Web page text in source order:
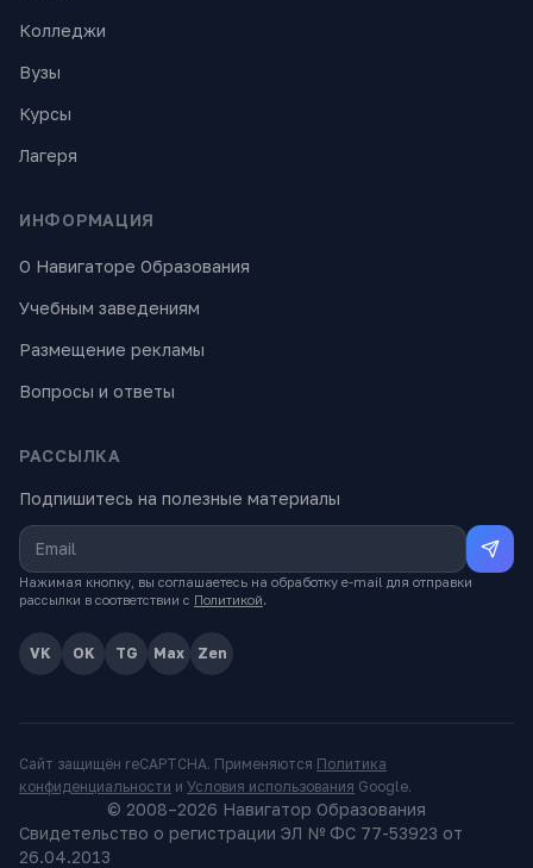
Колледжи
Вузы
Курсы
Лагеря
ИНФОРМАЦИЯ
О Навигаторе Образования
Учебным заведениям
Размещение рекламы
Вопросы и ответы
РАССЫЛКА
Подпишитесь на полезные материалы
Нажимая кнопку, вы соглашаетесь на обработку e-mail для отправки
рассылки в соответствии с Политикой.
VK OK TG Max Zen
Сайт защищён reCAPTCHA. Применяются Политика
конфиденциальности и Условия использования Google.
© 2008–2026 Навигатор Образования
Свидетельство о регистрации ЭЛ № ФС 77-53923 от
26.04.2013